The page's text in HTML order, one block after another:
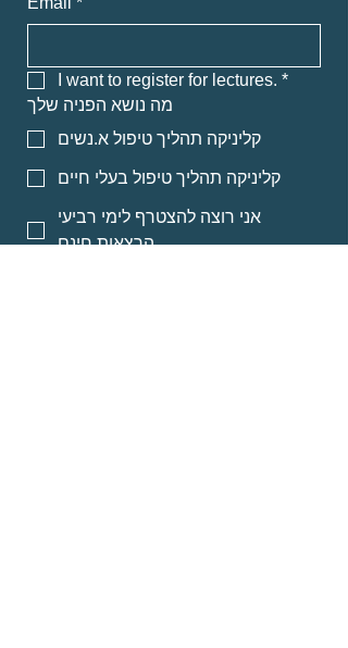
I want to register for lectures. *
מה נושא הפניה שלך
קליניקה תהליך טיפול א.נשים
קליניקה תהליך טיפול בעלי חיים
אני רוצה להצטרף לימי רביעי
הרצאות חינם